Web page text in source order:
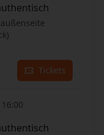
Tickets
16:00